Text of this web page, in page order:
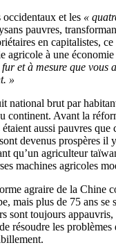
occidentaux et les «
pauvres,
en capitalistes,
agricole à une
et à mesure que vous
»
national brut par
continent. Avant la
aussi pauvres que
devenus prospères il
qu’un agriculteur
machines agricoles
agraire de la Chine
mais plus de 75 ans se
sont toujours appauvris,
résoudre les problèmes